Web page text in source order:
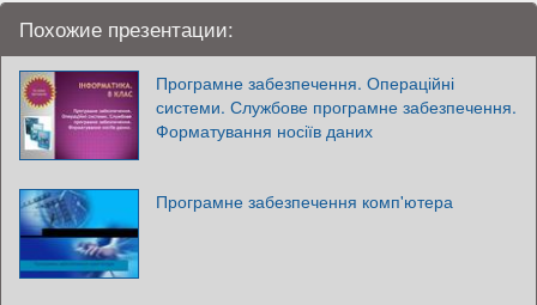
Похожие презентации:
Програмне забезпечення. Операційні
системи. Службове програмне забезпечення.
Форматування носіїв даних
Програмне забезпечення комп'ютера